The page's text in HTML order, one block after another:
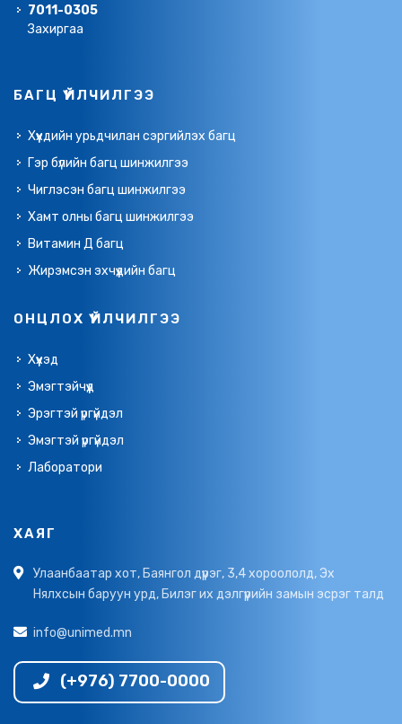
7011-0305
Захиргаа
БАГЦ ҮЙЛЧИЛГЭЭ
Хүүхдийн урьдчилан сэргийлэх багц
Гэр бүлийн багц шинжилгээ
Чиглэсэн багц шинжилгээ
Хамт олны багц шинжилгээ
Витамин Д багц
Жирэмсэн эхчүүдийн багц
ОНЦЛОХ ҮЙЛЧИЛГЭЭ
Хүүхэд
Эмэгтэйчүүд
Эрэгтэй үргүйдэл
Эмэгтэй үргүйдэл
Лаборатори
ХАЯГ
Улаанбаатар хот, Баянгол дүүрэг, 3,4 хороололд, Эх
Нялхсын баруун урд, Билэг их дэлгүүрийн замын эсрэг талд
info@unimed.mn
(+976) 7700-0000